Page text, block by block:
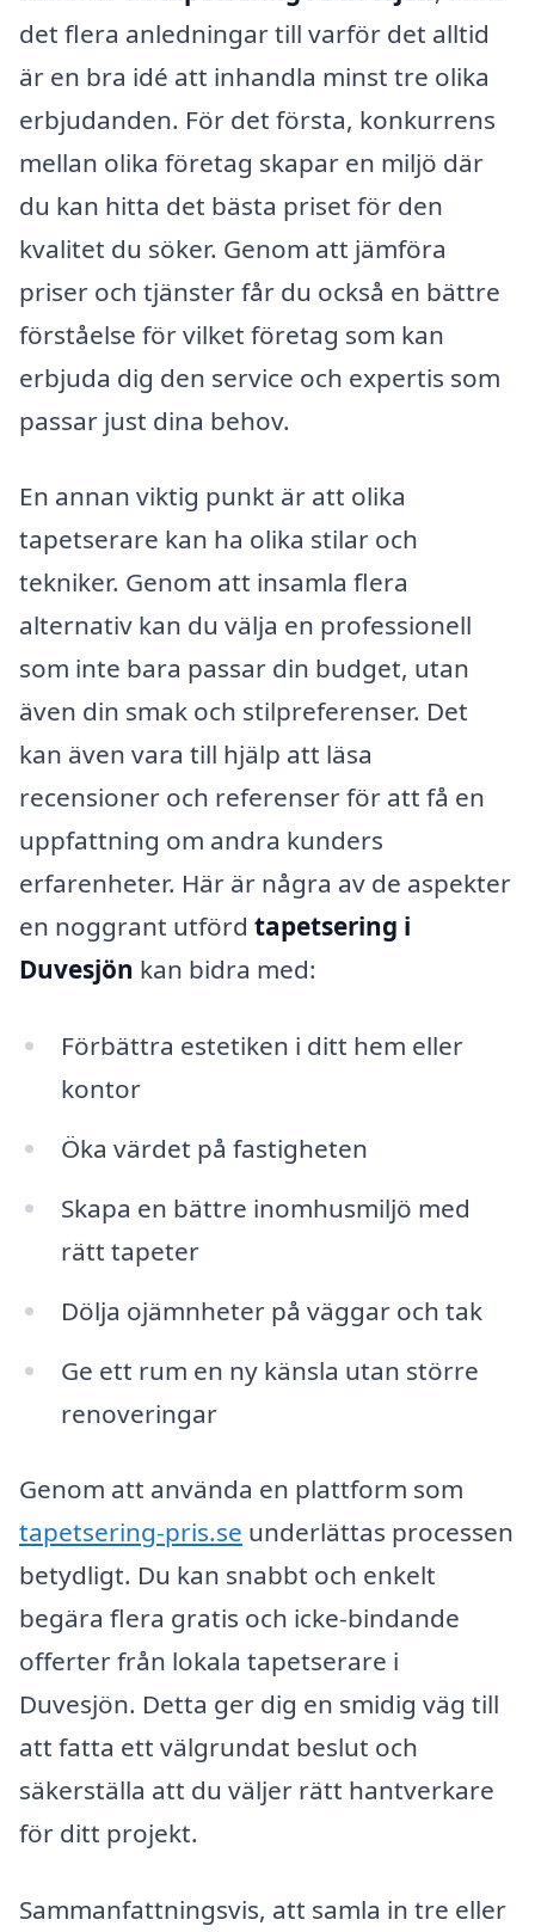
det flera anledningar till varför det alltid
är en bra idé att inhandla minst tre olika
erbjudanden. För det första, konkurrens
mellan olika företag skapar en miljö där
du kan hitta det bästa priset för den
kvalitet du söker. Genom att jämföra
priser och tjänster får du också en bättre
förståelse för vilket företag som kan
erbjuda dig den service och expertis som
passar just dina behov.
En annan viktig punkt är att olika
tapetserare kan ha olika stilar och
tekniker. Genom att insamla flera
alternativ kan du välja en professionell
som inte bara passar din budget, utan
även din smak och stilpreferenser. Det
kan även vara till hjälp att läsa
recensioner och referenser för att få en
uppfattning om andra kunders
erfarenheter. Här är några av de aspekter
en noggrant utförd tapetsering i
Duvesjön kan bidra med:
Förbättra estetiken i ditt hem eller
kontor
Öka värdet på fastigheten
Skapa en bättre inomhusmiljö med
rätt tapeter
Dölja ojämnheter på väggar och tak
Ge ett rum en ny känsla utan större
renoveringar
Genom att använda en plattform som
tapetsering-pris.se underlättas processen
betydligt. Du kan snabbt och enkelt
begära flera gratis och icke-bindande
offerter från lokala tapetserare i
Duvesjön. Detta ger dig en smidig väg till
att fatta ett välgrundat beslut och
säkerställa att du väljer rätt hantverkare
för ditt projekt.
Sammanfattningsvis, att samla in tre eller